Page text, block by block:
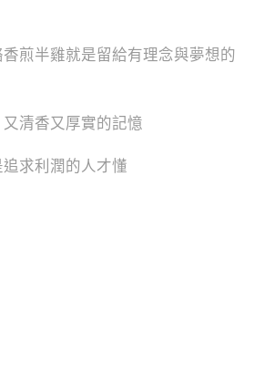
煎半雞就是留給有理念與夢想的
清香又厚實的記憶
求利潤的人才懂